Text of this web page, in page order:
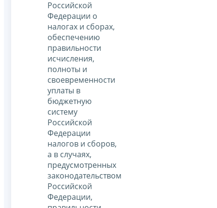
Российской
Федерации о
налогах и сборах,
обеспечению
правильности
исчисления,
полноты и
своевременности
уплаты в
бюджетную
систему
Российской
Федерации
налогов и сборов,
а в случаях,
предусмотренных
законодательством
Российской
Федерации,